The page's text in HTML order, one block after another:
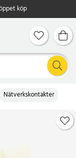
köp
Nätverkskontakter